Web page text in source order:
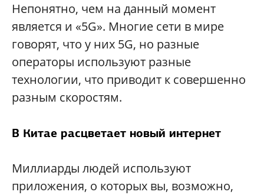
Непонятно, чем на данный момент
является и «5G». Многие сети в мире
говорят, что у них 5G, но разные
операторы используют разные
технологии, что приводит к совершенно
разным скоростям.
В Китае расцветает новый интернет
Миллиарды людей используют
приложения, о которых вы, возможно,